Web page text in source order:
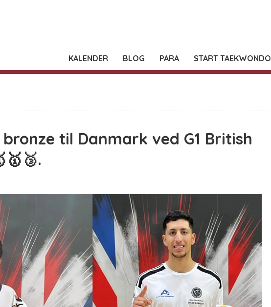
KALENDER BLOG PARA START TAEKWONDO
til Danmark ved G1 British